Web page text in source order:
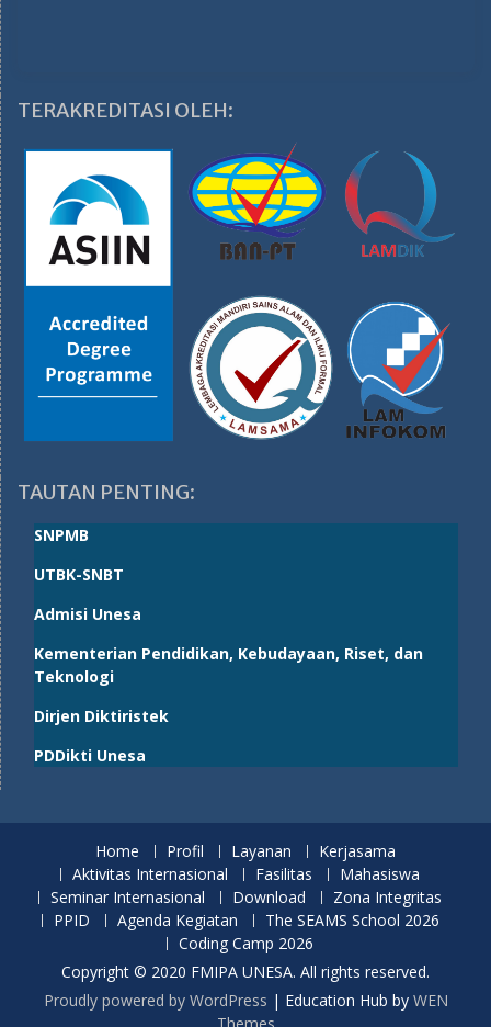
TERAKREDITASI OLEH:
TAUTAN PENTING:
SNPMB
UTBK-SNBT
Admisi Unesa
Kementerian Pendidikan, Kebudayaan, Riset, dan
Teknologi
Dirjen Diktiristek
PDDikti Unesa
Home Profil Layanan
Kerjasama
Aktivitas Internasional
Fasilitas
Mahasiswa
Seminar Internasional
Download
Zona Integritas
PPID
Agenda Kegiatan
The SEAMS School 2026
Coding Camp 2026
Copyright © 2020 FMIPA UNESA. All rights reserved.
Proudly powered by WordPress | Education Hub by WEN
Themes